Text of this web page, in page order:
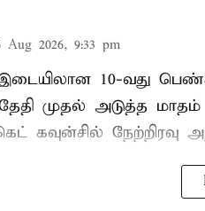
Aug 2026, 9:33 pm
10-வது
முதல் அடுத்த
கவுன்சில் நேற்றிரவு